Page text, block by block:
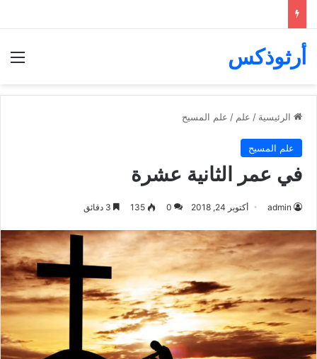
أرثوذكس
الرئيسية / علم / علم المسيح
علم المسيح
في عمر الثانية عشرة
admin أكتوبر 24, 2018 0
135